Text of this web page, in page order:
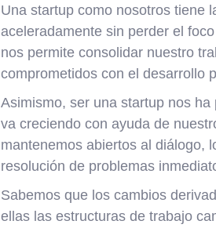
Una startup como nosotros tiene
aceleradamente sin perder el
nos permite consolidar nuestro
comprometidos con el desarrollo
Asimismo, ser una startup nos
va creciendo con ayuda de
mantenemos abiertos al diálogo,
resolución de problemas
Sabemos que los cambios
ellas las estructuras de trabajo